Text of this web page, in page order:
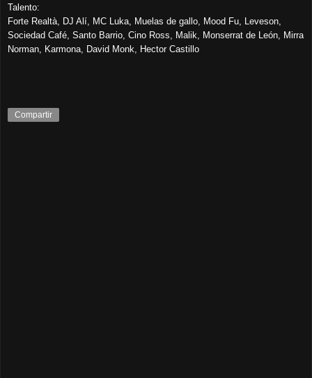
Talento:
Forte Realtà, DJ Alí, MC Luka, Muelas de gallo, Mood Fu, Leveson,
Sociedad Café, Santo Barrio, Cino Ross, Malik, Monserrat de León, Mirra
Norman, Karmona, David Monk, Hector Castillo
Compartir